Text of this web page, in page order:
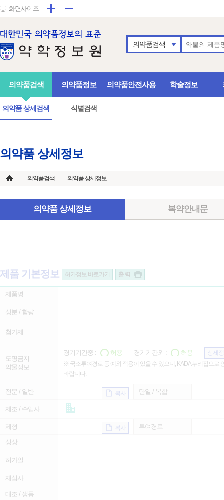
화면사이즈 확대
의약품검색
의약품검색
의약품 상세검색 식별검색
의약품정보 의약품안전사용 학술정보
의약품 상세정보
의약품검색 의약품 상세정보
의약품 상세정보 복약안내문
제품 기본정보 허가정보 바로가기 출 력
제품명
성분 / 함량
첨가제
도핑금지
약물정보
경기기간중 : 허용 경기기간외 : 허용
상세
※ 국소투여경로 등 예외 적용이 있을 수 있으니, KADA 누리집으로
바랍니다.
전문 / 일반 복사 단일 / 복합
제조 / 수입사
제형 복사 투여경로
성상
허가일
재심사
대조 / 생동